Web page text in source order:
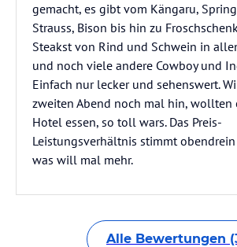
gemacht, es gibt vom Kängaru,
Strauss, Bison bis hin zu
Steakst von Rind und Schwein in
und noch viele andere Cowboy und
Einfach nur lecker und sehenswert.
zweiten Abend noch mal hin, wollten
Hotel essen, so toll wars. Das Preis-
Leistungsverhältnis stimmt
was will mal mehr.
Alle Bewertungen